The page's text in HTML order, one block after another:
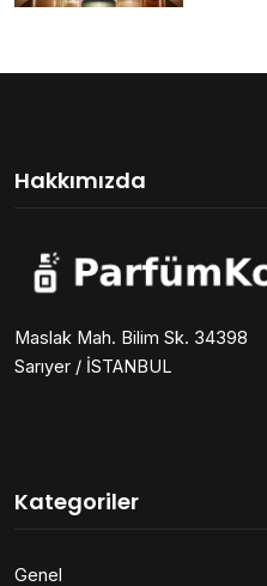
Hakkımızda
Maslak Mah. Bilim Sk. 34398
Sarıyer / İSTANBUL
Kategoriler
Genel